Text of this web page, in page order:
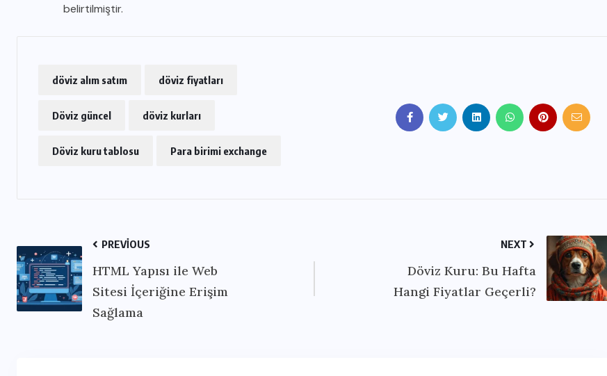
belirtilmiştir.
döviz alım satım döviz fiyatları
Döviz güncel döviz kurları
Döviz kuru tablosu Para birimi exchange
PREVIOUS
HTML Yapısı ile Web
Sitesi İçeriğine Erişim
Sağlama
NEXT
Döviz Kuru: Bu Hafta
Hangi Fiyatlar Geçerli?